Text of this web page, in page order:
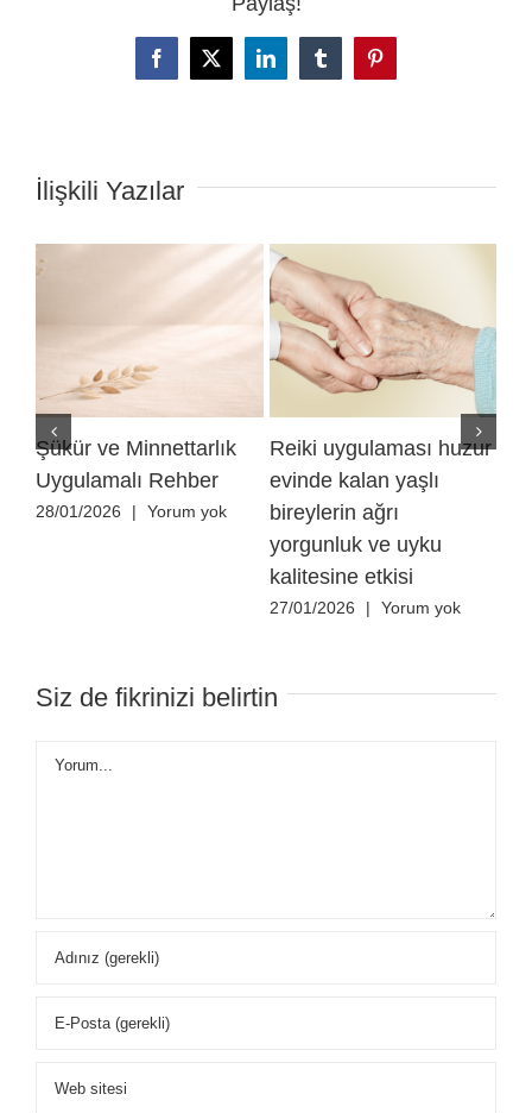
Facebook
X LinkedInTumblrPinterest
İlişkili Yazılar
Şükür ve Minnettarlık
Uygulamalı Rehber
28/01/2026 | Yorum yok
Reiki uygulaması huzur
evinde kalan yaşlı
bireylerin ağrı
yorgunluk ve uyku
kalitesine etkisi
27/01/2026 | Yorum yok
Siz de fikrinizi belirtin
Yorum